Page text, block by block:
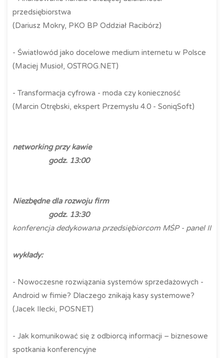
przedsiębiorstwa
(Dariusz Mokry, PKO BP Oddział Racibórz)
- Światłowód jako docelowe medium internetu w Polsce
(Maciej Musioł, OSTROG.NET)
- Transformacja cyfrowa - moda czy konieczność
(Marcin Otrębski, ekspert Przemysłu 4.0 - SoniqSoft)
networking przy kawie
godz. 13:00
Niezbędne dla rozwoju firm
godz. 13:30
konferencja dedykowana przedsiębiorcom MŚP - panel II
wykłady:
- Nowoczesne rozwiązania systemów sprzedażowych -
Android w fimie? Dlaczego znikają kasy systemowe?
(Jacek Ilecki, POSNET)
- Jak komunikować się z odbiorcą informacji – biznesowe
spotkania konferencyjne